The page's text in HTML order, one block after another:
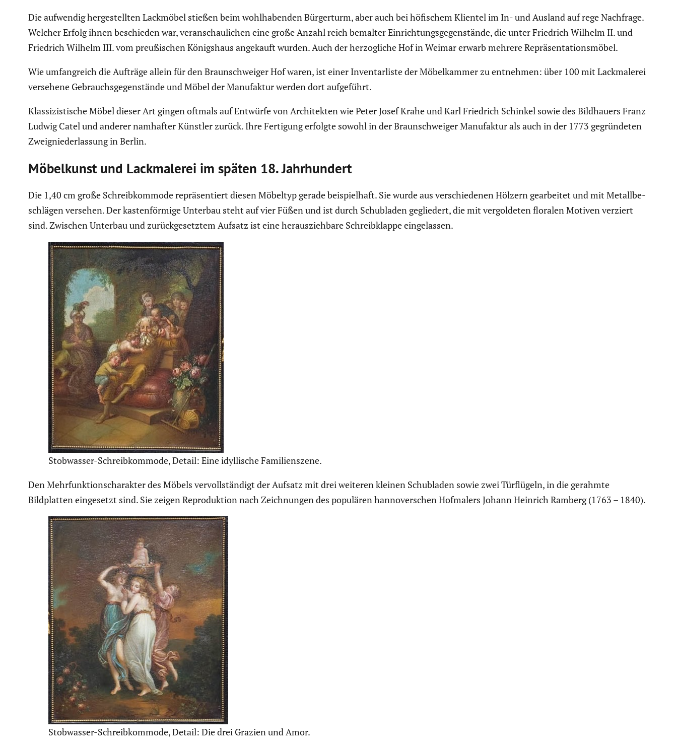
Die aufwendig herge­stellten Lackmöbel stießen beim wohlha­benden Bürger­turm, aber auch bei höfischem Klientel im In- und Ausland auf rege Nachfrage.
Welcher Erfolg ihnen beschieden war, veran­schau­li­chen eine große Anzahl reich bemalter Einrich­tungs­ge­gen­stände, die unter Friedrich Wilhelm II. und
Friedrich Wilhelm III. vom preußi­schen Königs­haus angekauft wurden. Auch der herzog­liche Hof in Weimar erwarb mehrere Reprä­sen­ta­ti­ons­möbel.
Wie umfang­reich die Aufträge allein für den Braun­schweiger Hof waren, ist einer Inven­tar­liste der Möbel­kammer zu entnehmen: über 100 mit Lackma­lerei
versehene Gebrauchs­ge­gen­stände und Möbel der Manufaktur werden dort aufge­führt.
Klassi­zis­ti­sche Möbel dieser Art gingen oftmals auf Entwürfe von Archi­tekten wie Peter Josef Krahe und Karl Friedrich Schinkel sowie des Bildhauers Franz
Ludwig Catel und anderer namhafter Künstler zurück. Ihre Fertigung erfolgte sowohl in der Braun­schweiger Manufaktur als auch in der 1773 gegrün­deten
Zweig­nie­der­las­sung in Berlin.
Möbel­kunst und Lackma­lerei im späten 18. Jahrhun­dert
Die 1,40 cm große Schreib­kom­mode reprä­sen­tiert diesen Möbeltyp gerade beispiel­haft. Sie wurde aus verschie­denen Hölzern gearbeitet und mit Metall­be­
schlägen versehen. Der kasten­för­mige Unterbau steht auf vier Füßen und ist durch Schub­laden geglie­dert, die mit vergol­deten floralen Motiven verziert
sind. Zwischen Unterbau und zurück­ge­setztem Aufsatz ist eine heraus­zieh­bare Schreib­klappe einge­lassen.
Stobwasser-Schreib­kom­mode, Detail: Eine idylli­sche Famili­en­szene.
Den Mehrfunk­ti­ons­cha­rakter des Möbels vervoll­stän­digt der Aufsatz mit drei weiteren kleinen Schub­laden sowie zwei Türflü­geln, in die gerahmte
Bildplatten einge­setzt sind. Sie zeigen Repro­duk­tion nach Zeich­nungen des populären hanno­ver­schen Hofmalers Johann Heinrich Ramberg (1763 – 1840).
Stobwasser-Schreib­kom­mode, Detail: Die drei Grazien und Amor.